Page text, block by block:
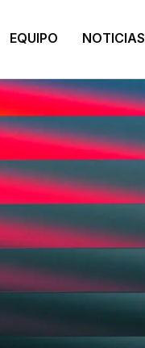
EQUIPO NOTICIAS